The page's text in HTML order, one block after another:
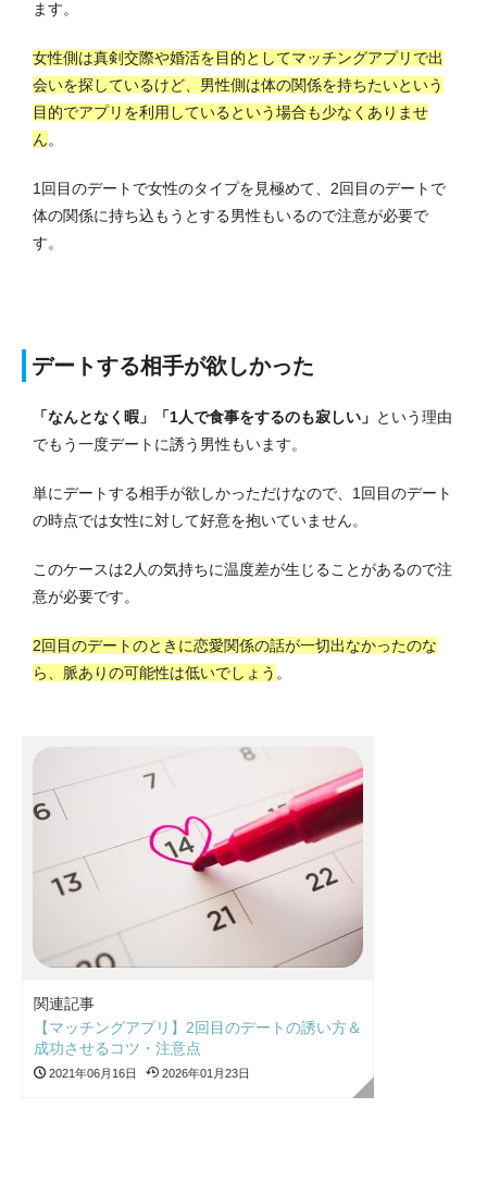
ます。
女性側は真剣交際や婚活を目的としてマッチングアプリで出
会いを探しているけど、男性側は体の関係を持ちたいという
目的でアプリを利用しているという場合も少なくありませ
ん。
1回目のデートで女性のタイプを見極めて、2回目のデートで
体の関係に持ち込もうとする男性もいるので注意が必要で
す。
デートする相手が欲しかった
「なんとなく暇」「1人で食事をするのも寂しい」 という理由
でもう一度デートに誘う男性もいます。
単にデートする相手が欲しかっただけなので、1回目のデート
の時点では女性に対して好意を抱いていません。
このケースは2人の気持ちに温度差が生じることがあるので注
意が必要です。
2回目のデートのときに恋愛関係の話が一切出なかったのな
ら、脈ありの可能性は低いでしょう 。
関連記事
【マッチングアプリ】2回目のデートの誘い方＆
成功させるコツ・注意点
2021年06月16日 2026年01月23日